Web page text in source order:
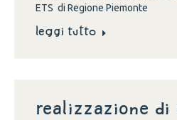
ETS di Regione Piemonte
Leggi tutto
Realizzazione